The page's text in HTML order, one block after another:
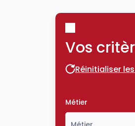
Vos
Réinitialiser
Métier